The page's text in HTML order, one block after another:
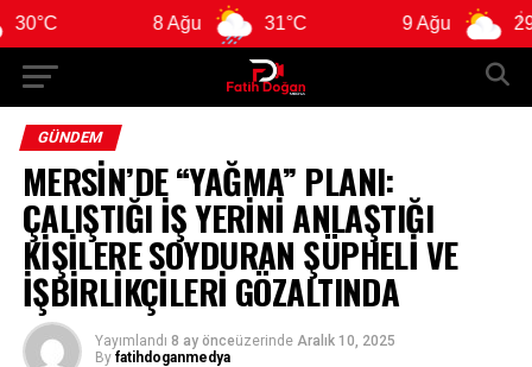
31°C 29°C
GÜNDEM
MERSİN’DE “YAĞMA” PLANI:
ÇALIŞTIĞI İŞ YERİNİ ANLAŞTIĞI
KİŞİLERE SOYDURAN ŞÜPHELİ VE
İŞBİRLİKÇİLERİ GÖZALTINDA
Yayımlandı 8 ay önceüzerinde Aralık 10, 2025
By fatihdoganmedya